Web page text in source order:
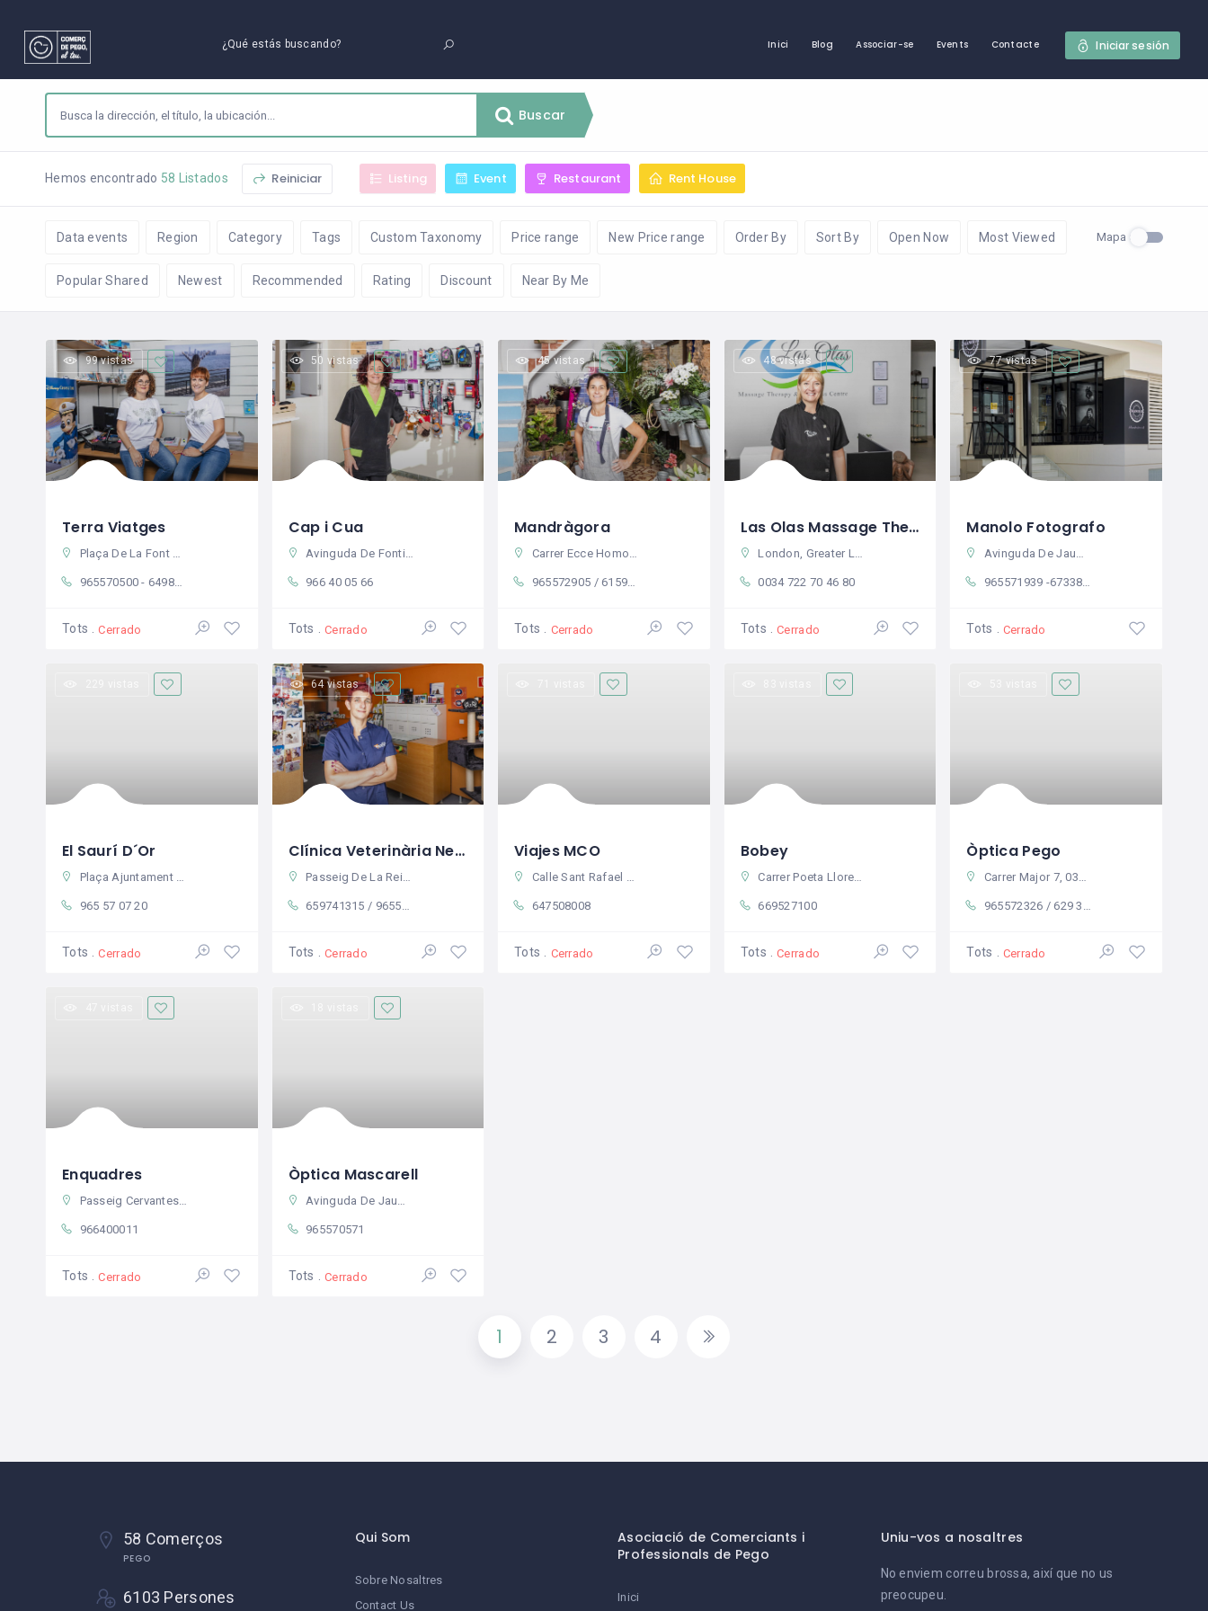
¿Qué estás buscando? Inici Blog Associar-se Events Contacte Iniciar sesión
Buscar
Hemos encontrado 58 Listados Reiniciar Listing Event Restaurant Rent House
Data events Region Category Tags Custom Taxonomy Price range New Price range Order By Sort By Open Now Most Viewed
Popular Shared Newest Recommended Rating Discount Near By Me
Mapa
99 vistas
Terra Viatges
Plaça De La Font 14, 03780 Pego, Alicante, Spain
965570500 - 649811977
Tots Cerrado
50 vistas
Cap i Cua
Avinguda De Fontilles 6, 03780 Pego, Alicante, Spain
966 40 05 66
Tots Cerrado
45 vistas
Mandràgora
Carrer Ecce Homo 5, 03780 Pego, Alicante, Spain
965572905 / 615934192
Tots Cerrado
48 vistas
Las Olas Massage Therapy
London, Greater London, England, United Kingdom
0034 722 70 46 80
Tots Cerrado
77 vistas
Manolo Fotografo
Avinguda De Jaume I 8, 03780 Pego, Alicante, Spain
965571939 -673380879
Tots Cerrado
El Saurí D´Or
Plaça Ajuntament 5, 03780 Pego, Alicante, Spain
965 57 07 20
Tots Cerrado
64 vistas
Clínica Veterinària Nexo
Passeig De La Reina Sofía 11, 03780 Pego, Alicante, Spain
659741315 / 965570979
Tots Cerrado
Viajes MCO
Calle Sant Rafael Nr 8 03780 Pego Alicante
647508008
Tots Cerrado
Bobey
Carrer Poeta Llorente 2, 03780 Pego, Alicante, Spain
669527100
Tots Cerrado
Òptica Pego
Carrer Major 7, 03780 Pego, Alicante, Spain
965572326 / 629 38 94 49
Tots Cerrado
Enquadres
Passeig Cervantes 14, 03780 Pego, Alicante, Spain
966400011
Tots Cerrado
Òptica Mascarell
Avinguda De Jaume I 7, 03780 Pego, Alicante, Spain
965570571
Tots Cerrado
1 2 3 4
58 Comerços
PEGO
6103 Persones
Qui Som
Sobre Nosaltres
Contact Us
Asociació de Comerciants i
Professionals de Pego
Inici
Uniu-vos a nosaltres
No enviem correu brossa, així que no us
preocupeu.